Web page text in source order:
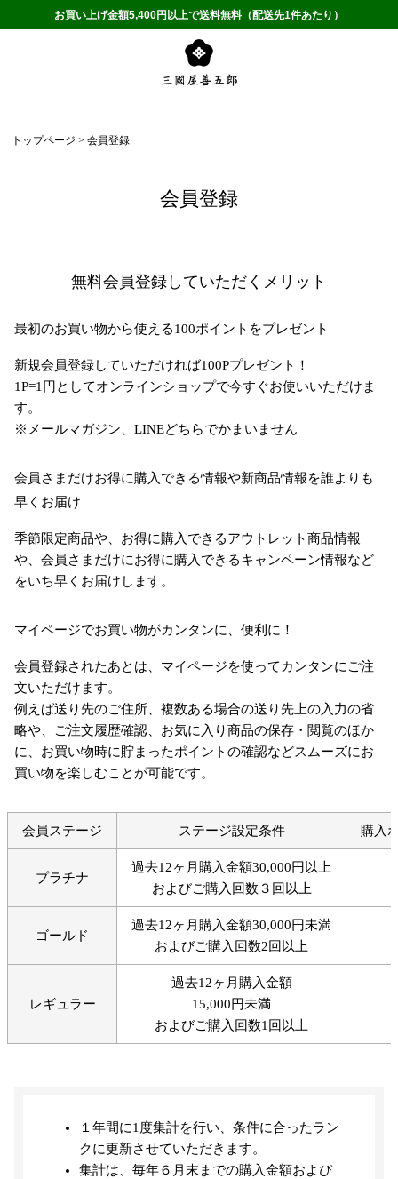
お買い上げ金額5,400円以上で送料無料（配送先1件あたり）
トップページ 会員登録
会員登録
無料会員登録していただくメリット
最初のお買い物から使える100ポイントをプレゼント
新規会員登録していただければ100Pプレゼント！
1P=1円としてオンラインショップで今すぐお使いいただけま
す。
※メールマガジン、LINEどちらでかまいません
会員さまだけお得に購入できる情報や新商品情報を誰よりも
早くお届け
季節限定商品や、お得に購入できるアウトレット商品情報
や、会員さまだけにお得に購入できるキャンペーン情報など
をいち早くお届けします。
マイページでお買い物がカンタンに、便利に！
会員登録されたあとは、マイページを使ってカンタンにご注
文いただけます。
例えば送り先のご住所、複数ある場合の送り先上の入力の省
略や、ご注文履歴確認、お気に入り商品の保存・閲覧のほか
に、お買い物時に貯まったポイントの確認などスムーズにお
買い物を楽しむことが可能です。
会員ステージ ステージ設定条件 購入
プラチナ
過去12ヶ月購入金額30,000円以上
およびご購入回数３回以上
ゴールド
過去12ヶ月購入金額30,000円未満
およびご購入回数2回以上
レギュラー
過去12ヶ月購入金額
15,000円未満
およびご購入回数1回以上
１年間に1度集計を行い、条件に合ったラン
クに更新させていただきます。
集計は、毎年６月末までの購入金額および